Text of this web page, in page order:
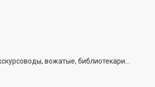
вожатые, библиотекари...